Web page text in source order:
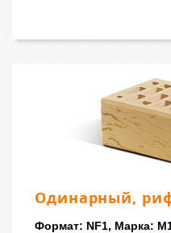
Одинарный,
Формат: NF1, Марка: